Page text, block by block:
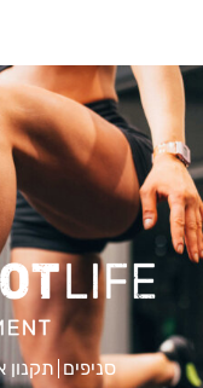
סניפים תקנון